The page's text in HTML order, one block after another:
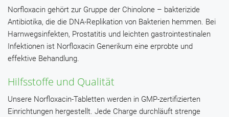
Norfloxacin gehört zur Gruppe der Chinolone – bakterizide
Antibiotika, die die DNA-Replikation von Bakterien hemmen. Bei
Harnwegsinfekten, Prostatitis und leichten gastrointestinalen
Infektionen ist Norfloxacin Generikum eine erprobte und
effektive Behandlung.
Hilfsstoffe und Qualität
Unsere Norfloxacin-Tabletten werden in GMP-zertifizierten
Einrichtungen hergestellt. Jede Charge durchläuft strenge